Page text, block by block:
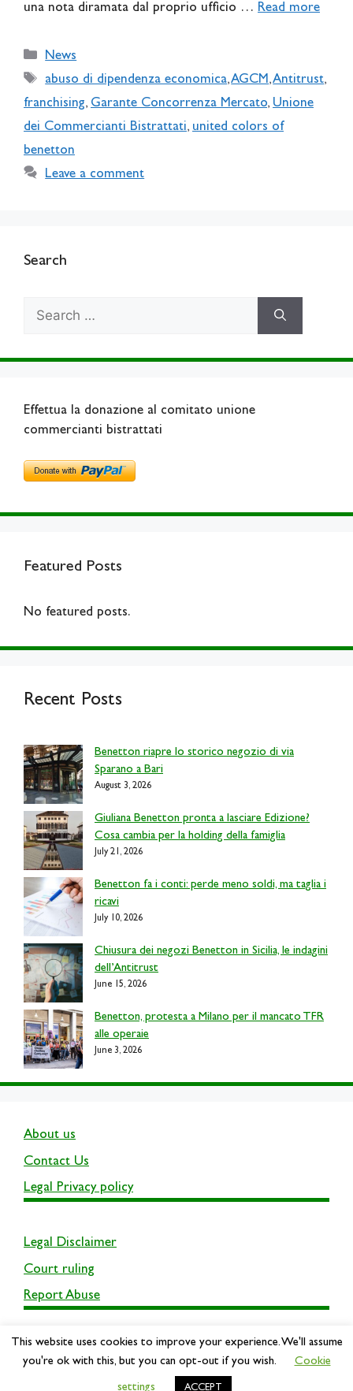
una nota diramata dal proprio ufficio … Read more
Categories
News
Tags
abuso di dipendenza economica,AGCM,Antitrust,
franchising, Garante Concorrenza Mercato, Unione
dei Commercianti Bistrattati, united colors of
benetton
Leave a comment
Search
Effettua la donazione al comitato unione
commercianti bistrattati
Featured Posts
No featured posts.
Recent Posts
Benetton riapre lo storico negozio di via
Sparano a Bari
August 3, 2026
Giuliana Benetton pronta a lasciare Edizione?
Cosa cambia per la holding della famiglia
July 21, 2026
Benetton fa i conti: perde meno soldi, ma taglia i
ricavi
July 10, 2026
Chiusura dei negozi Benetton in Sicilia, le indagini
dell’Antitrust
June 15, 2026
Benetton, protesta a Milano per il mancato TFR
alle operaie
June 3, 2026
About us
Contact Us
Legal Privacy policy
Legal Disclaimer
Court ruling
Report Abuse
This website uses cookies to improve your experience. We'll assume
you're ok with this, but you can opt-out if you wish.
Cookie
settings ACCEPT